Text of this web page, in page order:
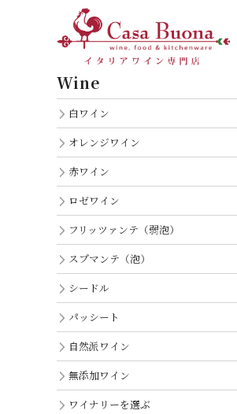
Wine
白ワイン
オレンジワイン
赤ワイン
ロゼワイン
フリッツァンテ（弱泡）
スプマンテ（泡）
シードル
パッシート
自然派ワイン
無添加ワイン
ワイナリーを選ぶ